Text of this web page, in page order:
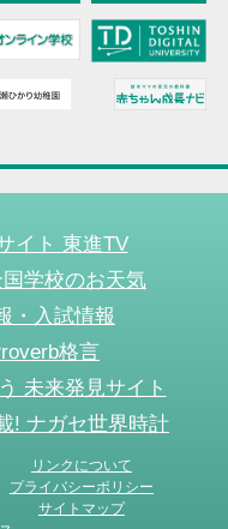
イト 東進TV
学校のお天気
・入試情報
格言
未来発見サイト
! ナガセ世界時計
リンクについて
プライバシーポリシー
サイトマップ